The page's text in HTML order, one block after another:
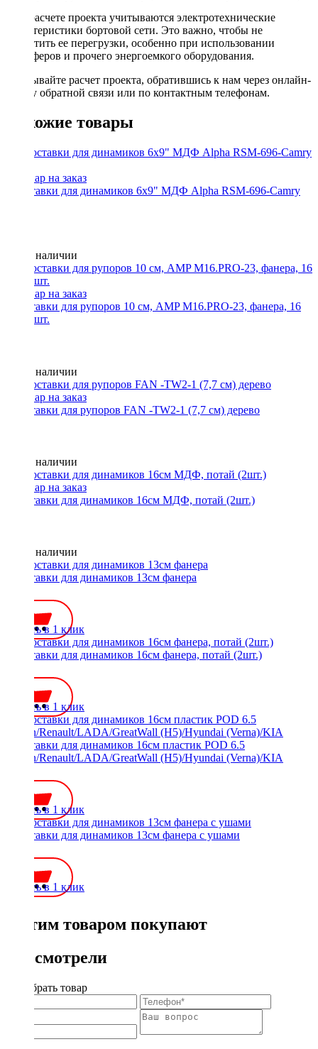
При расчете проекта учитываются электротехнические
характеристики бортовой сети. Это важно, чтобы не
допустить ее перегрузки, особенно при использовании
сабвуферов и прочего энергоемкого оборудования.
Заказывайте расчет проекта, обратившись к нам через онлайн-
форму обратной связи или по контактным телефонам.
Похожие товары
Проставки для динамиков 6x9" МДФ Alpha RSM-696-Camry
Нет в наличии
Проставки для рупоров 10 см, AMP M16.PRO-23, фанера, 16
мм, 2 шт.
Нет в наличии
Проставки для рупоров FAN -TW2-1 (7,7 см) дерево
Нет в наличии
Проставки для динамиков 16см МДФ, потай (2шт.)
Нет в наличии
Проставки для динамиков 13см фанера
Купить в 1 клик
Проставки для динамиков 16см фанера, потай (2шт.)
Купить в 1 клик
Проставки для динамиков 16см пластик POD 6.5
Nissan/Renault/LADA/GreatWall (H5)/Hyundai (Verna)/KIA
Купить в 1 клик
Проставки для динамиков 13см фанера с ушами
Купить в 1 клик
С этим товаром покупают
Вы смотрели
Подобрать товар